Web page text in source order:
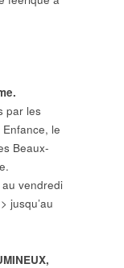
par les
Enfance, le
Beaux-
vendredi
jusqu’au